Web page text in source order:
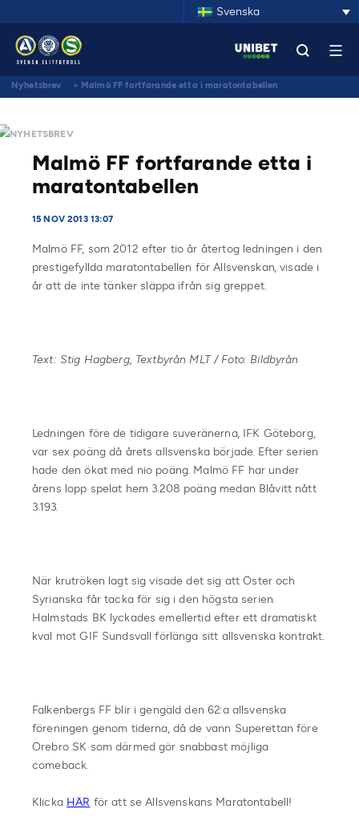
Svenska
Nyhetsbrev > Malmö FF fortfarande etta i maratontabellen
NYHETSBREV
Malmö FF fortfarande etta i
maratontabellen
15 NOV 2013 13:07
Malmö FF, som 2012 efter tio år återtog ledningen i den
prestigefyllda maratontabellen för Allsvenskan, visade i
år att de inte tänker släppa ifrån sig greppet.
Text: Stig Hagberg, Textbyrån MLT / Foto: Bildbyrån
Ledningen före de tidigare suveränerna, IFK Göteborg,
var sex poäng då årets allsvenska började. Efter serien
hade den ökat med nio poäng. Malmö FF har under
årens lopp spelat hem 3.208 poäng medan Blåvitt nått
3.193.
När krutröken lagt sig visade det sig att Öster och
Syrianska får tacka för sig i den högsta serien.
Halmstads BK lyckades emellertid efter ett dramatiskt
kval mot GIF Sundsvall förlänga sitt allsvenska kontrakt.
Falkenbergs FF blir i gengäld den 62:a allsvenska
föreningen genom tiderna, då de vann Superettan före
Örebro SK som därmed gör snabbast möjliga
comeback.
Klicka HÄR för att se Allsvenskans Maratontabell!